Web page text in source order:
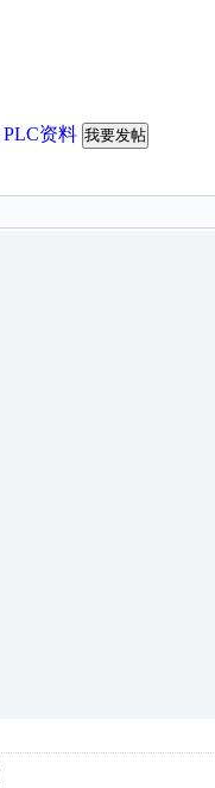
PLC资料 我要发帖